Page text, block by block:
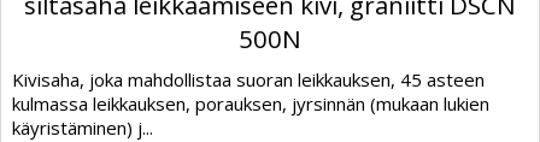
500N
Kivisaha, joka mahdollistaa suoran leikkauksen, 45 asteen
kulmassa leikkauksen, porauksen, jyrsinnän (mukaan lukien
käyristäminen) j...